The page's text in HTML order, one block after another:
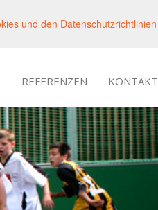
und den Datenschutzrichtlinien
REFERENZEN KONTAKT